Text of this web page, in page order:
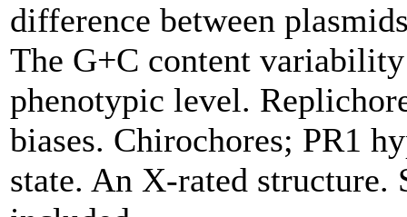
difference between
The G+C content
phenotypic level.
biases. Chirochores; PR1
state. An X-rated structure.